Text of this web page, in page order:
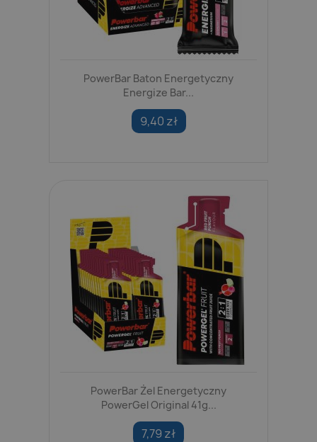
PowerBar Baton Energetyczny
Energize Bar...
9,40 zł
PowerBar Żel Energetyczny
PowerGel Original 41g...
7,79 zł